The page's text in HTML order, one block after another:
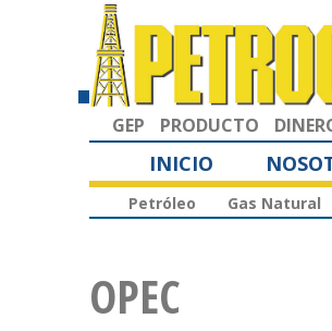
GEP PRODUCTO
INICIO
Petróleo Gas Natural
OPEC